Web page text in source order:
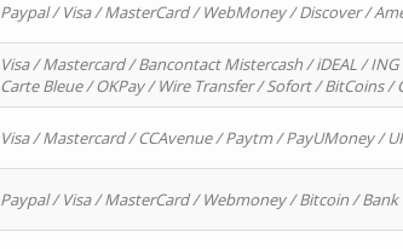
Paypal / Visa / MasterCard / WebMoney / Discover /
Visa / Mastercard / Bancontact Mistercash / iDEAL /
Carte Bleue / OKPay / Wire Transfer / Sofort / BitCoins
Visa / Mastercard / CCAvenue / Paytm / PayUMoney /
Paypal / Visa / MasterCard / Webmoney / Bitcoin / Bank